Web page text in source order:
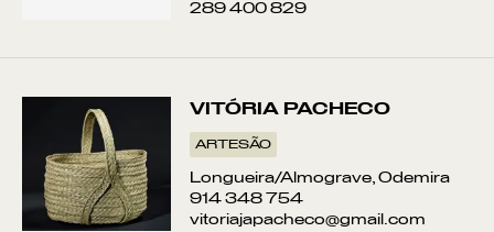
289 400 829
VITÓRIA PACHECO
ARTESÃO
Longueira/Almograve, Odemira
914 348 754
vitoriajapacheco@gmail.com